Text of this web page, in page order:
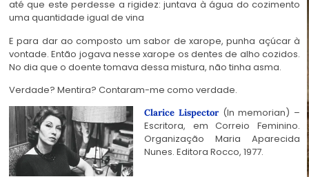
até que este perdesse a rigidez: juntava à água do cozimento
uma quantidade igual de vina
E para dar ao composto um sabor de xarope, punha açúcar à
vontade. Então jogava nesse xarope os dentes de alho cozidos.
No dia que o doente tomava dessa mistura, não tinha asma.
Verdade? Mentira? Contaram-me como verdade.
Clarice Lispector(In memorian) –
Escritora, em Correio Feminino.
Organização Maria Aparecida
Nunes. Editora Rocco, 1977.